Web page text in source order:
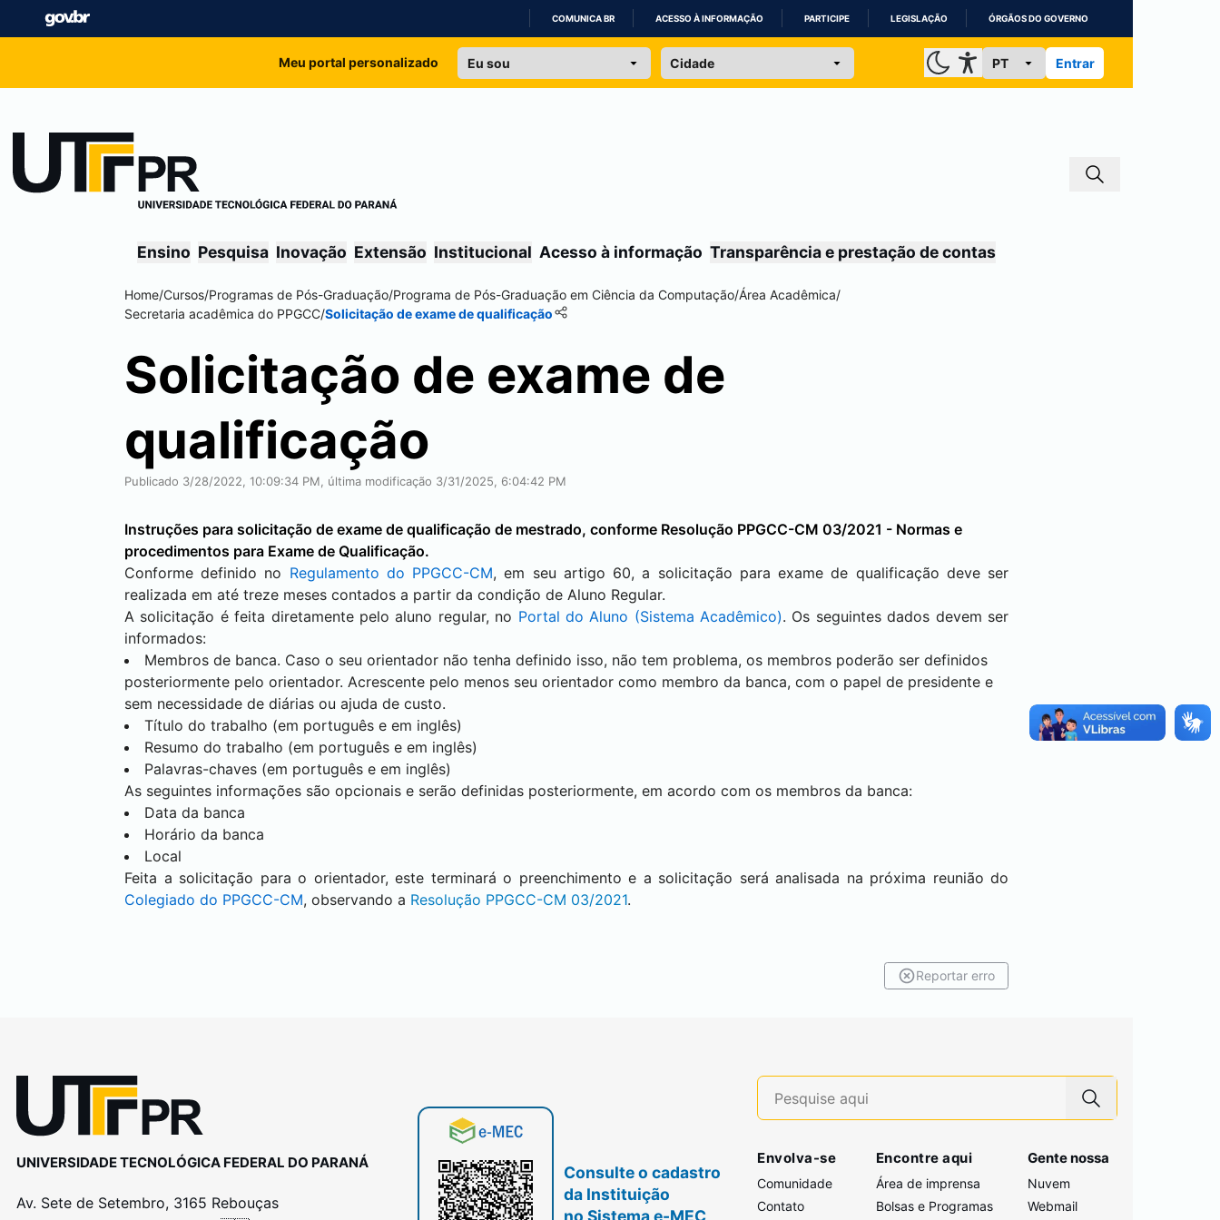
IR
COMUNICA BR ACESSO À INFORMAÇÃO PARTICIPE LEGISLAÇÃO ÓRGÃOS DO GOVERNO
Meu portal personalizado Entrar
Ensino Pesquisa Inovação Extensão Institucional Acesso à informação Transparência e prestação de contas
Home/Cursos/Programas de Pós-Graduação/Programa de Pós-Graduação em Ciência da Computação/Área Acadêmica/
Secretaria acadêmica do PPGCC/Solicitação de exame de qualificação
Solicitação de exame de
qualificação
Publicado 3/28/2022, 10:09:34 PM, última modificação 3/31/2025, 6:04:42 PM
Instruções para solicitação de exame de qualificação de mestrado, conforme Resolução PPGCC-CM 03/2021 - Normas e
procedimentos para Exame de Qualificação.
Conforme definido no Regulamento do PPGCC-CM, em seu artigo 60, a solicitação para exame de qualificação deve ser
realizada em até treze meses contados a partir da condição de Aluno Regular.
A solicitação é feita diretamente pelo aluno regular, no Portal do Aluno (Sistema Acadêmico). Os seguintes dados devem ser
informados:
Membros de banca. Caso o seu orientador não tenha definido isso, não tem problema, os membros poderão ser definidos
posteriormente pelo orientador. Acrescente pelo menos seu orientador como membro da banca, com o papel de presidente e
sem necessidade de diárias ou ajuda de custo.
Título do trabalho (em português e em inglês)
Resumo do trabalho (em português e em inglês)
Palavras-chaves (em português e em inglês)
As seguintes informações são opcionais e serão definidas posteriormente, em acordo com os membros da banca:
Data da banca
Horário da banca
Local
Feita a solicitação para o orientador, este terminará o preenchimento e a solicitação será analisada na próxima reunião do
Colegiado do PPGCC-CM, observando a Resolução PPGCC-CM 03/2021.
Reportar erro
UNIVERSIDADE TECNOLÓGICA FEDERAL DO PARANÁ
Av. Sete de Setembro, 3165 Rebouças
Consulte o cadastro
da Instituição
no Sistema e-MEC
Envolva-se
Comunidade
Contato
Encontre aqui
Área de imprensa
Bolsas e Programas
Gente nossa
Nuvem
Webmail